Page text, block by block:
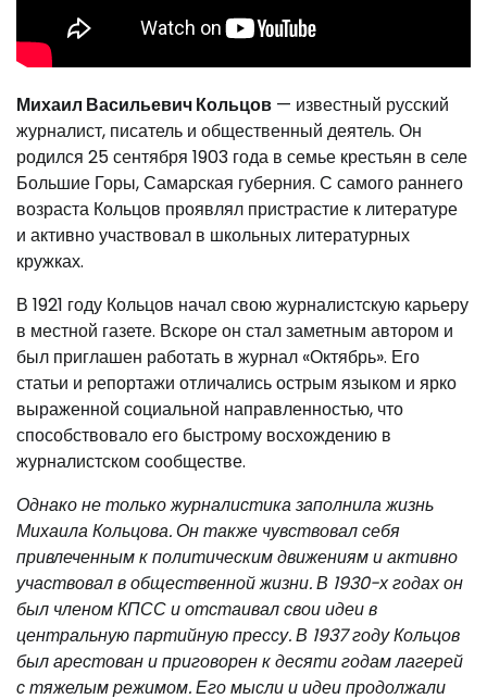
Михаил Васильевич Кольцов — известный русский
журналист, писатель и общественный деятель. Он
родился 25 сентября 1903 года в семье крестьян в селе
Большие Горы, Самарская губерния. С самого раннего
возраста Кольцов проявлял пристрастие к литературе
и активно участвовал в школьных литературных
кружках.
В 1921 году Кольцов начал свою журналистскую карьеру
в местной газете. Вскоре он стал заметным автором и
был приглашен работать в журнал «Октябрь». Его
статьи и репортажи отличались острым языком и ярко
выраженной социальной направленностью, что
способствовало его быстрому восхождению в
журналистском сообществе.
Однако не только журналистика заполнила жизнь
Михаила Кольцова. Он также чувствовал себя
привлеченным к политическим движениям и активно
участвовал в общественной жизни. В 1930-х годах он
был членом КПСС и отстаивал свои идеи в
центральную партийную прессу. В 1937 году Кольцов
был арестован и приговорен к десяти годам лагерей
с тяжелым режимом. Его мысли и идеи продолжали